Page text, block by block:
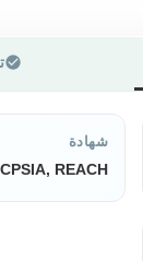
شهادة
REACH